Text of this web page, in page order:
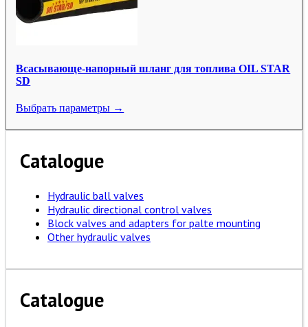
Всасывающе-напорный шланг для топлива OIL STAR
SD
Выбрать параметры →
Catalogue
Hydraulic ball valves
Hydraulic directional control valves
Block valves and adapters for palte mounting
Other hydraulic valves
Catalogue